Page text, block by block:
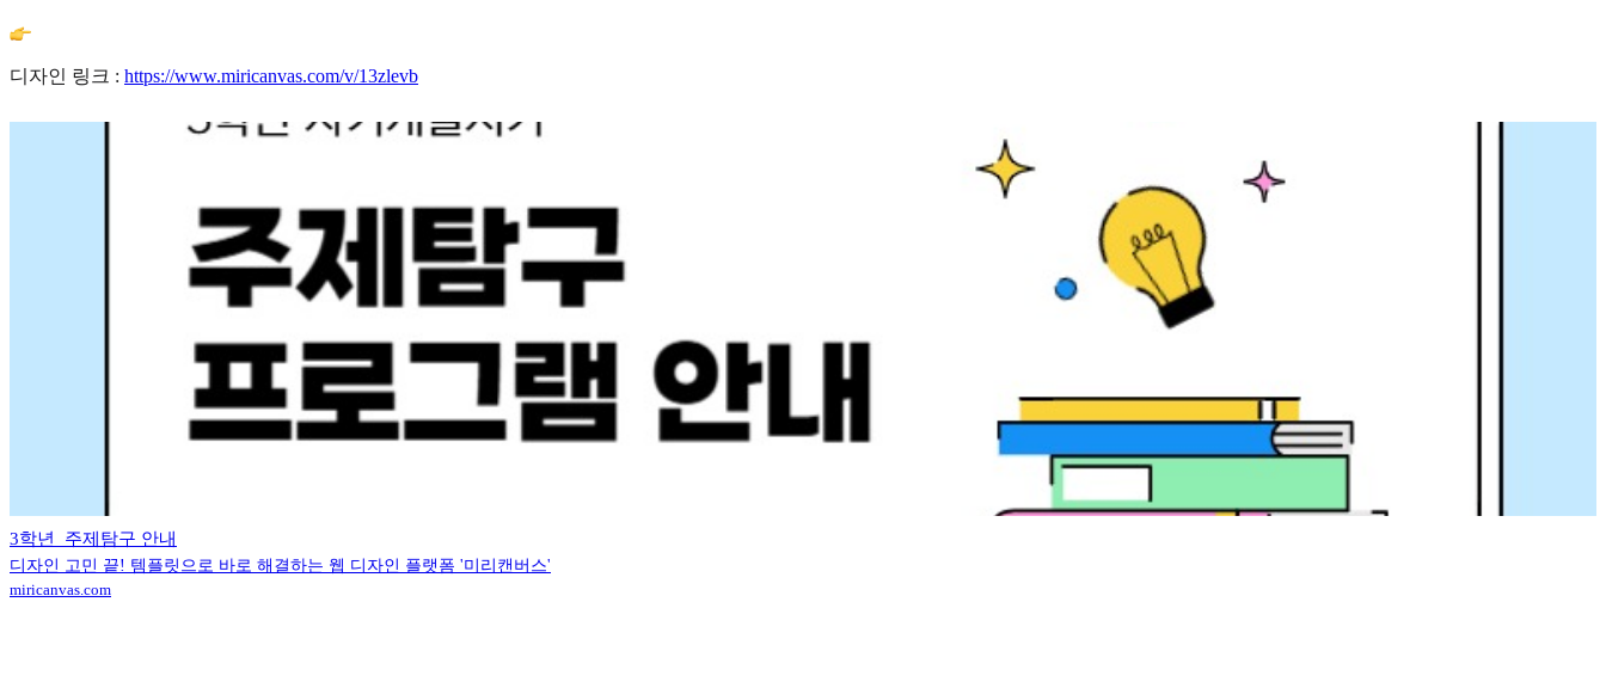
디자인 링크 : https://www.miricanvas.com/v/13zlevb
3학년_주제탐구 안내
디자인 고민 끝! 템플릿으로 바로 해결하는 웹 디자인 플랫폼 '미리캔버스'
miricanvas.com